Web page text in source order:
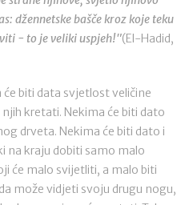
džennetske bašče kroz koje teku
- to je veliki uspjeh!"(El-Hadid,
biti data svjetlost veličine
kretati. Nekima će biti dato
drveta. Nekima će biti dato i
na kraju dobiti samo malo
će malo svijetliti, a malo biti
može vidjeti svoju drugu nogu,